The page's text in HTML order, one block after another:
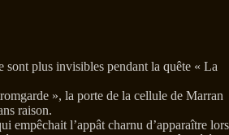
sont plus invisibles pendant la quête « La
», la porte de la cellule de Marran
raison.
empêchait l’appât charnu d’apparaître lors